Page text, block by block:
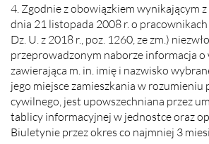
4. Zgodnie z obowiązkiem wynikającym
dnia 21 listopada 2008 r. o
Dz. U. z 2018 r., poz. 1260, ze zm.)
przeprowadzonym naborze informacja o
zawierająca m. in. imię i nazwisko
jego miejsce zamieszkania w rozumieniu
cywilnego, jest upowszechniana przez
tablicy informacyjnej w jednostce oraz
Biuletynie przez okres co najmniej 3